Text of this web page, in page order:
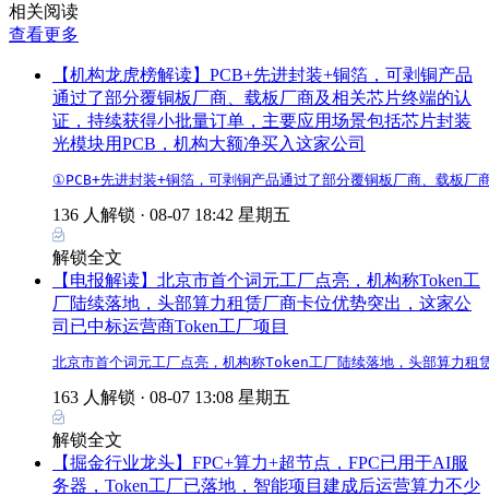
相关阅读
查看更多
【机构龙虎榜解读】PCB+先进封装+铜箔，可剥铜产品
通过了部分覆铜板厂商、载板厂商及相关芯片终端的认
证，持续获得小批量订单，主要应用场景包括芯片封装
光模块用PCB，机构大额净买入这家公司
①PCB+先进封装+铜箔，可剥铜产品通过了部分覆铜板厂商、载板厂
136 人解锁 · 08-07 18:42 星期五
解锁全文
【电报解读】北京市首个词元工厂点亮，机构称Token工
厂陆续落地，头部算力租赁厂商卡位优势突出，这家公
司已中标运营商Token工厂项目
北京市首个词元工厂点亮，机构称Token工厂陆续落地，头部算力
163 人解锁 · 08-07 13:08 星期五
解锁全文
【掘金行业龙头】FPC+算力+超节点，FPC已用于AI服
务器，Token工厂已落地，智能项目建成后运营算力不少